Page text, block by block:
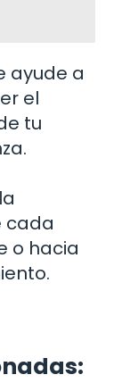
ayude a
el
tu
cada
o hacia